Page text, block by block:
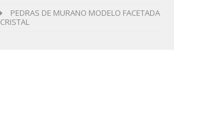
PEDRAS DE MURANO MODELO FACETADA
CRISTAL